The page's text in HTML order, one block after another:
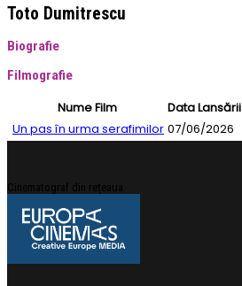
Toto Dumitrescu
Biografie
Filmografie
Nume Film
Data Lansării
Un pas în urma serafimilor 07/06/2026
Cinematograf din rețeaua